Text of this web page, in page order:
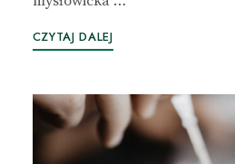
CZYTAJ DALEJ